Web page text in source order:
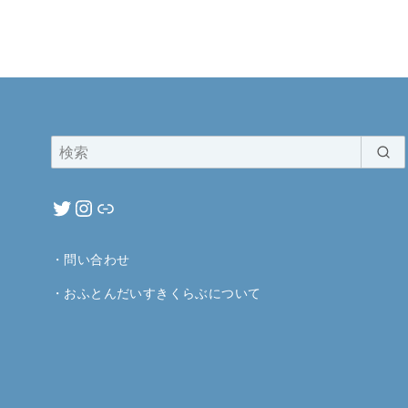
・ 問い合わせ
・ おふとんだいすきくらぶについて